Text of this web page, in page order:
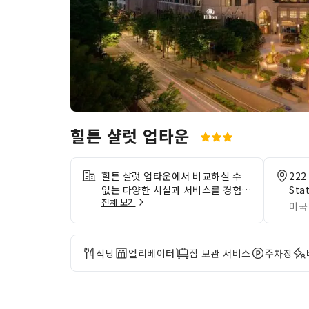
힐튼 샬럿 업타운
힐튼 샬럿 업타운에서 비교하실 수
없는 다양한 시설과 서비스를 경험해
보세요.방문하는 동안 Wi-Fi 연결이
온라인 환경에서 연락을 유지하실 수
있습니다.숙소에서 제공하는 교통 서
비스를 이용하면 샬럿 (NC) 여행이
더욱 편리해집니다. 차량 소유 투숙
전체 보기
미
식당 엘리베이터 짐 보관 서비스 주차장